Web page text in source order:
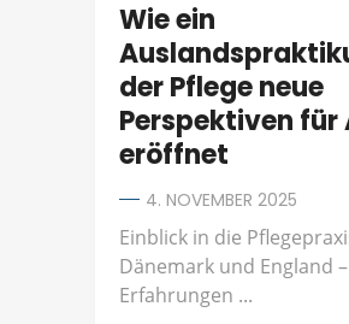
Wie ein
der Pflege neue
Perspektiven für
eröffnet
4. NOVEMBER 2025
Einblick in die
Dänemark und England –
Erfahrungen ...